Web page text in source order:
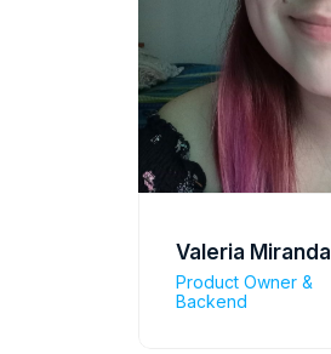
Valeria Miranda
Product Owner &
Backend